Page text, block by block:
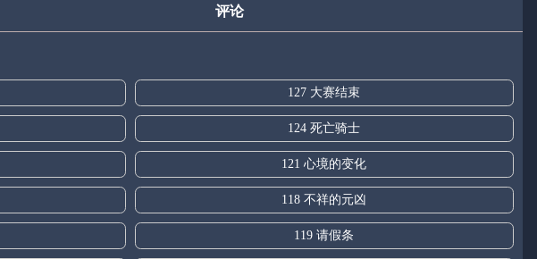
评论
127 大赛结束
124 死亡骑士
121 心境的变化
118 不祥的元凶
119 请假条